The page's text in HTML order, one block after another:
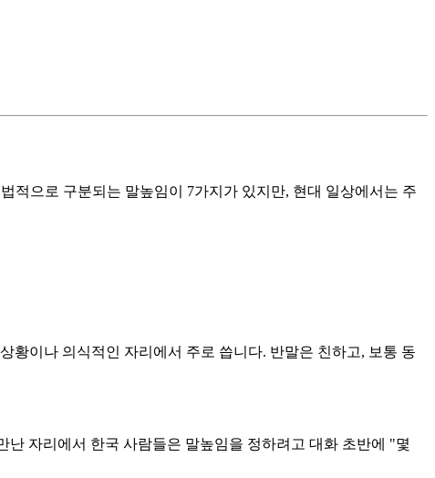
적으로 구분되는 말높임이 7가지가 있지만, 현대 일상에서는 주
황이나 의식적인 자리에서 주로 씁니다. 반말은 친하고, 보통 동
자리에서 한국 사람들은 말높임을 정하려고 대화 초반에 "몇